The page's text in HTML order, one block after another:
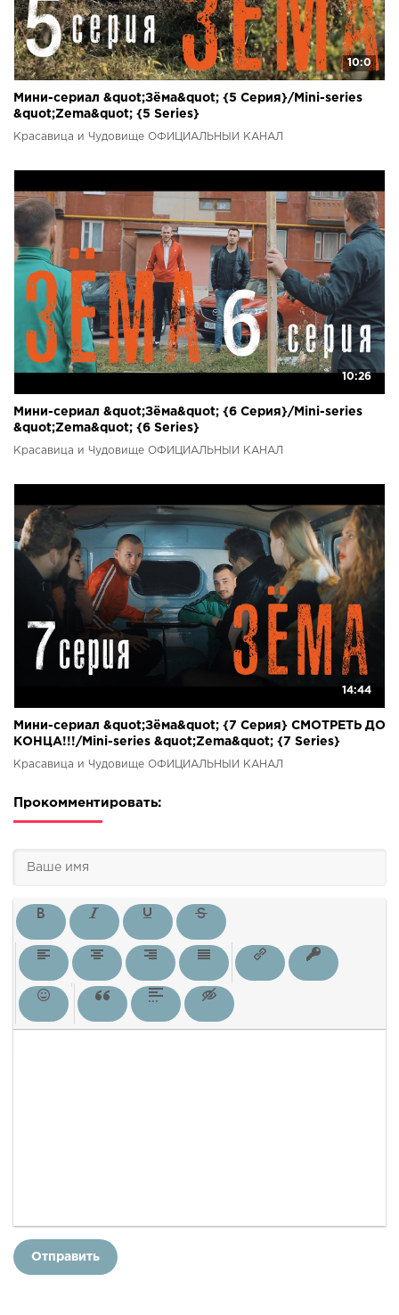
10:0
Мини-сериал &quot;Зёма&quot; {5 Серия}/Mini-series
&quot;Zema&quot; {5 Series}
Красавица и Чудовище ОФИЦИАЛЬНЫЙ КАНАЛ
10:26
Мини-сериал &quot;Зёма&quot; {6 Серия}/Mini-series
&quot;Zema&quot; {6 Series}
Красавица и Чудовище ОФИЦИАЛЬНЫЙ КАНАЛ
14:44
Мини-сериал &quot;Зёма&quot; {7 Серия} СМОТРЕТЬ ДО
КОНЦА!!!/Mini-series &quot;Zema&quot; {7 Series}
WATCH TO THE END!!!
Красавица и Чудовище ОФИЦИАЛЬНЫЙ КАНАЛ
Прокомментировать:
Отправить